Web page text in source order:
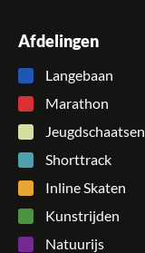
Afdelingen
Langebaan
Marathon
Jeugdschaatsen
Shorttrack
Inline Skaten
Kunstrijden
Natuurijs